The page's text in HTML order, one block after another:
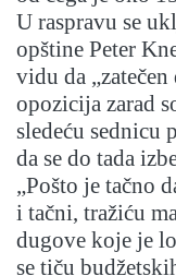
U raspravu se
opštine Peter
vidu da
opozicija zarad
sledeću sednicu
da se do tada
„Pošto je tačno
i tačni, tražiću
dugove koje je
se tiču